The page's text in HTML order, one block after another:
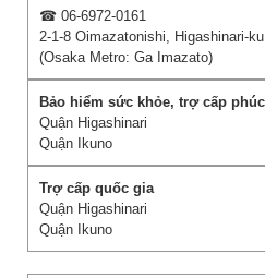
☎ 06-6972-0161
2-1-8 Oimazatonishi, Higashinari-ku
(Osaka Metro: Ga Imazato)
Quận Higashinari
Quận Ikuno
Quận Higashinari
Quận Ikuno